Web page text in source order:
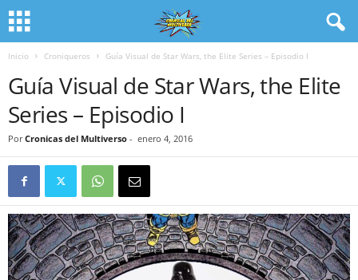
Inicio Croniqueros Guía Visual de Star Wars, the Elite Series – Episodio I
Guía Visual de Star Wars, the Elite
Series – Episodio I
Por Cronicas del Multiverso - enero 4, 2016